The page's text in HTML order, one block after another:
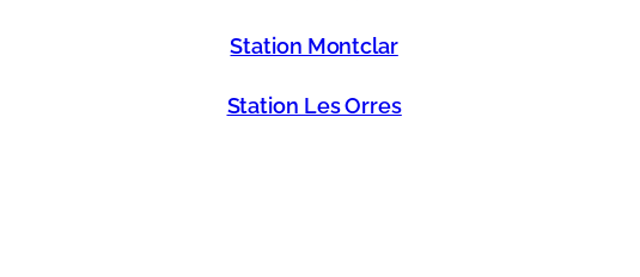
Station Montclar
Station Les Orres